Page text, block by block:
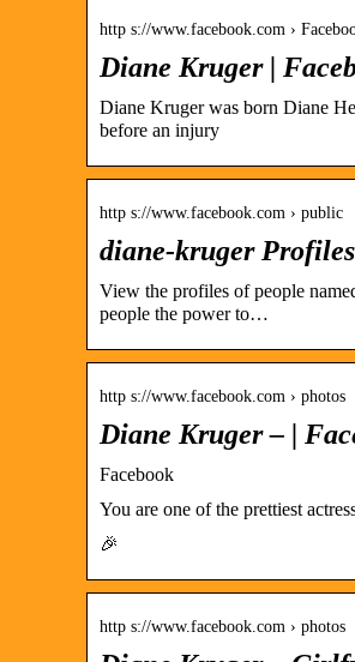
http s://www.facebook.com ›
Diane Kruger |
Diane Kruger was born Diane
before an injury
http s://www.facebook.com › public
diane-kruger
View the profiles of people
people the power to…
http s://www.facebook.com › photos
Diane Kruger – |
Facebook
You are one of the prettiest
🎉
http s://www.facebook.com › photos